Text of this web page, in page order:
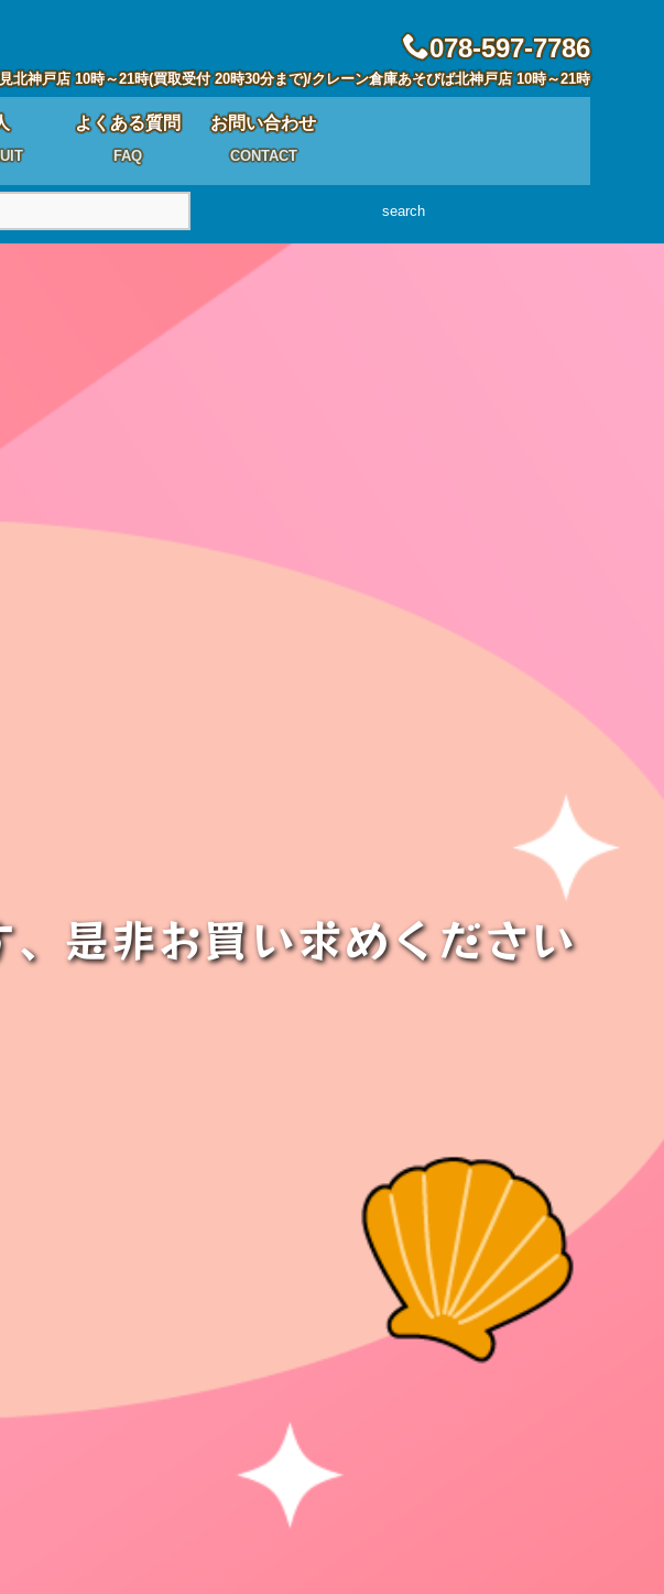
078-597-7786
北神戸店 10時～21時(買取受付 20時30分まで)/クレーン倉庫あそびば北神戸店 10時～21時
よくある質問
FAQ
お問い合わせ
CONTACT
search
是非お買い求めください